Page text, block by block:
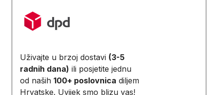
Uživajte u brzoj dostavi (3-5
radnih dana) ili posjetite jednu
od naših 100+ poslovnica diljem
Hrvatske. Uvijek smo blizu vas!